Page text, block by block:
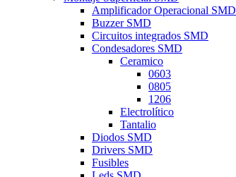
Amplificador Operacional SMD
Buzzer SMD
Circuitos integrados SMD
Condesadores SMD
Ceramico
0603
0805
1206
Electrolítico
Tantalio
Diodos SMD
Drivers SMD
Fusibles